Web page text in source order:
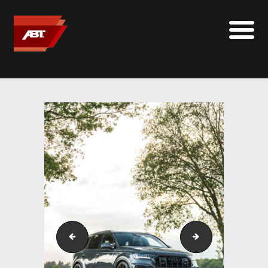
ABT SPORTSLINE FRANCE
MARQUES
LE SUR-MESURE
ABT
CONTACT
DSC_3368 DSC_3372